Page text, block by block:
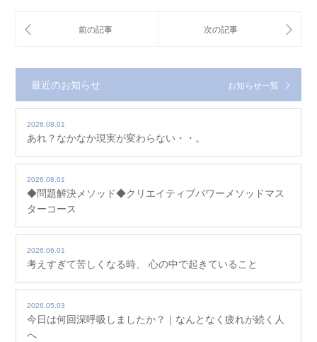
最近のお知らせ お知らせ一覧
2026.08.01
あれ？なかなか現実が変わらない・・。
2026.08.01
◆問題解決メソッド◆クリエイティブパワーメソッドマス
ターコース
2026.06.01
考えすぎて苦しくなる時、 心の中で起きていること
2026.05.03
今日は何回深呼吸しましたか？｜なんとなく疲れが続く人
へ